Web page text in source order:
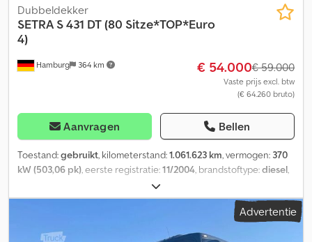
Hamburg 364 km
Dubbeldekker
SETRA S 431 DT (80 Sitze*TOP*Euro
4)
€ 54.000€ 59.000
Vaste prijs excl. btw
(€ 64.260 bruto)
Aanvragen Bellen
Toestand:gebruikt, kilometerstand:1.061.623 km, vermogen: 370
kW (503,06 pk), eerste registratie:11/2004, brandstoftype:diesel,
, soort overbrenging:
emissieklasse:Euro 4, kleur:zilver, remmen:retarder, Bouwjaar:
ABS, airconditioning, badkamer, elektronisch
Advertentie